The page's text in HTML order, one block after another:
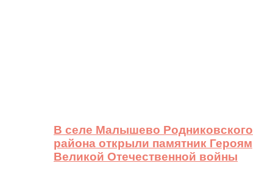
В селе Малышево Родниковского
района открыли памятник Героям
Великой Отечественной войны